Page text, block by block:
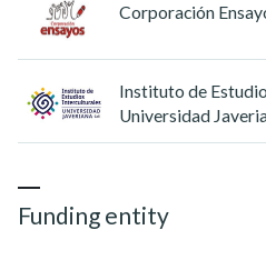
Corporación
Instituto de
Universidad
Funding entity